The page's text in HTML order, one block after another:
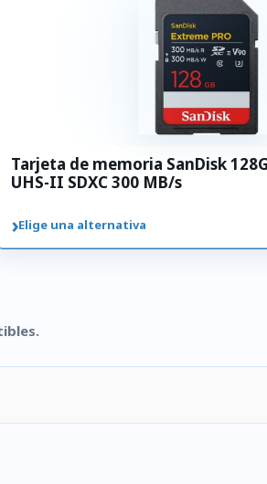
Tarjeta de memoria SanDisk
UHS-II SDXC 300 MB/s
›Elige una alternativa